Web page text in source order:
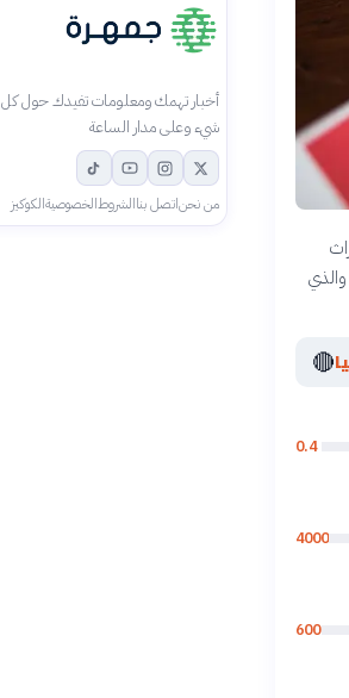
🔴
0.4
4000
600
أخبار تهمك ومعلومات تفيدك حول كل
شيء وعلى مدار الساعة
من نحناتصل بناالشروطالخصوصيةالكوكيز